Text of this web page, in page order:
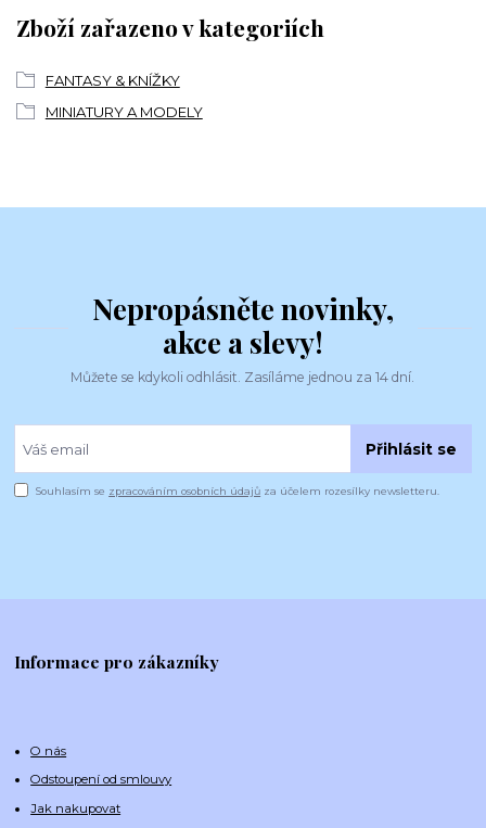
Zboží zařazeno v kategoriích
FANTASY & KNÍŽKY
MINIATURY A MODELY
Nepropásněte novinky,
akce a slevy!
Můžete se kdykoli odhlásit. Zasíláme jednou za 14 dní.
Přihlásit se
Souhlasím se zpracováním osobních údajů za účelem rozesílky newsletteru.
Informace pro zákazníky
O nás
Odstoupení od smlouvy
Jak nakupovat